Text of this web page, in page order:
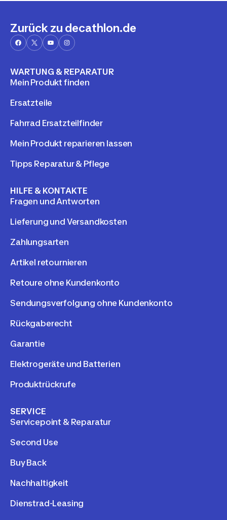
Zurück zu decathlon.de
WARTUNG & REPARATUR
Mein Produkt finden
Ersatzteile
Fahrrad Ersatzteilfinder
Mein Produkt reparieren lassen
Tipps Reparatur & Pflege
HILFE & KONTAKTE
Fragen und Antworten
Lieferung und Versandkosten
Zahlungsarten
Artikel retournieren
Retoure ohne Kundenkonto
Sendungsverfolgung ohne Kundenkonto
Rückgaberecht
Garantie
Elektrogeräte und Batterien
Produktrückrufe
SERVICE
Servicepoint & Reparatur
Second Use
Buy Back
Nachhaltigkeit
Dienstrad-Leasing